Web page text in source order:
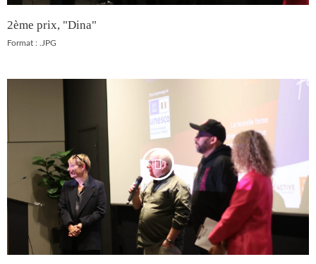
2ème prix, "Dina"
Format : .JPG